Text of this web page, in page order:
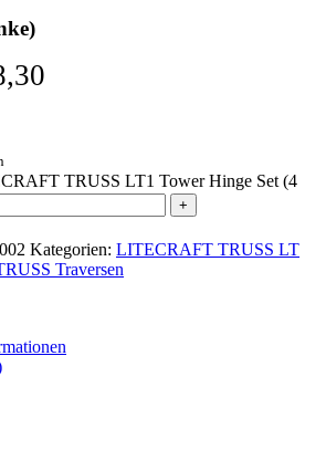
TRUSS LT1 Tower Hinge Set (4
Kategorien: LITECRAFT TRUSS LT
Traversen